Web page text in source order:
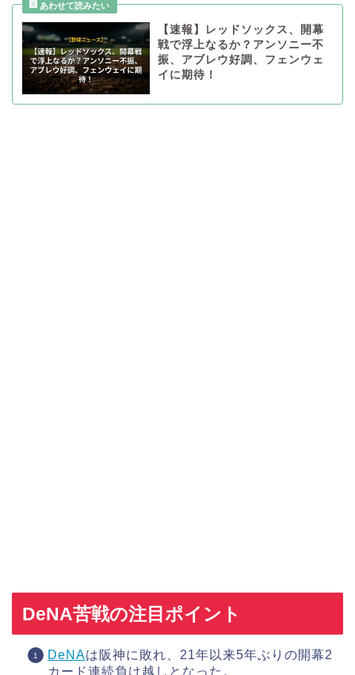
【速報】レッドソックス、開幕
戦で浮上なるか？アンソニー不
振、アブレウ好調、フェンウェ
イに期待！
DeNA苦戦の注目ポイント
DeNAは阪神に敗れ、21年以来5年ぶりの開幕2
カード連続負け越しとなった。